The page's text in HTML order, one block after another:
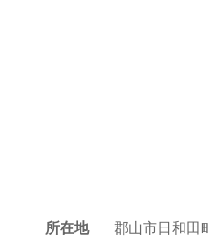
所在地
郡山市日和田